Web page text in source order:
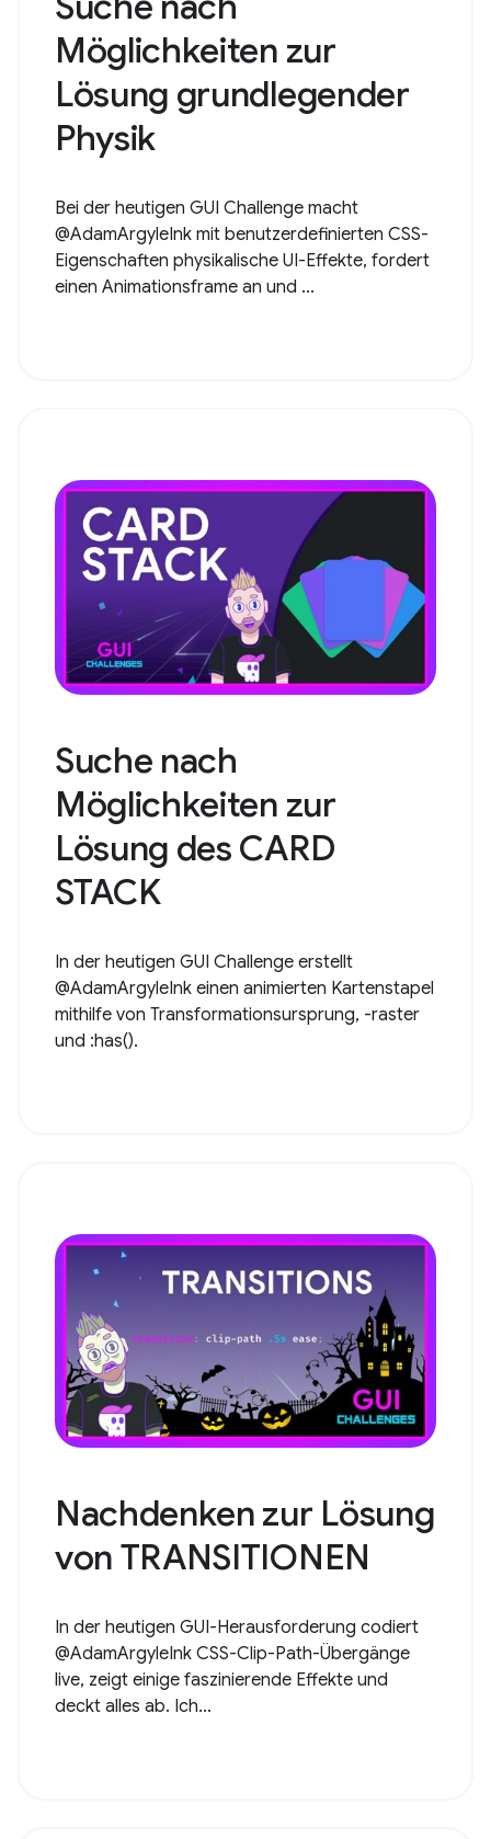
Möglichkeiten zur
Lösung grundlegender
Physik
Bei der heutigen GUI Challenge macht
@AdamArgyleInk mit benutzerdefinierten CSS-
Eigenschaften physikalische UI-Effekte, fordert
einen Animationsframe an und ...
Suche nach
Möglichkeiten zur
Lösung des CARD
STACK
In der heutigen GUI Challenge erstellt
@AdamArgyleInk einen animierten Kartenstapel
mithilfe von Transformationsursprung, -raster
und :has().
Nachdenken zur Lösung
von TRANSITIONEN
In der heutigen GUI-Herausforderung codiert
@AdamArgyleInk CSS-Clip-Path-Übergänge
live, zeigt einige faszinierende Effekte und
deckt alles ab. Ich...